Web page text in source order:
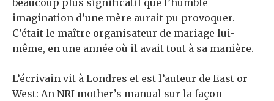
beaucoup plus significatif que l’humble
imagination d’une mère aurait pu provoquer.
C’était le maître organisateur de mariage lui-
même, en une année où il avait tout à sa manière.
L’écrivain vit à Londres et est l’auteur de East or
West: An NRI mother’s manual sur la façon